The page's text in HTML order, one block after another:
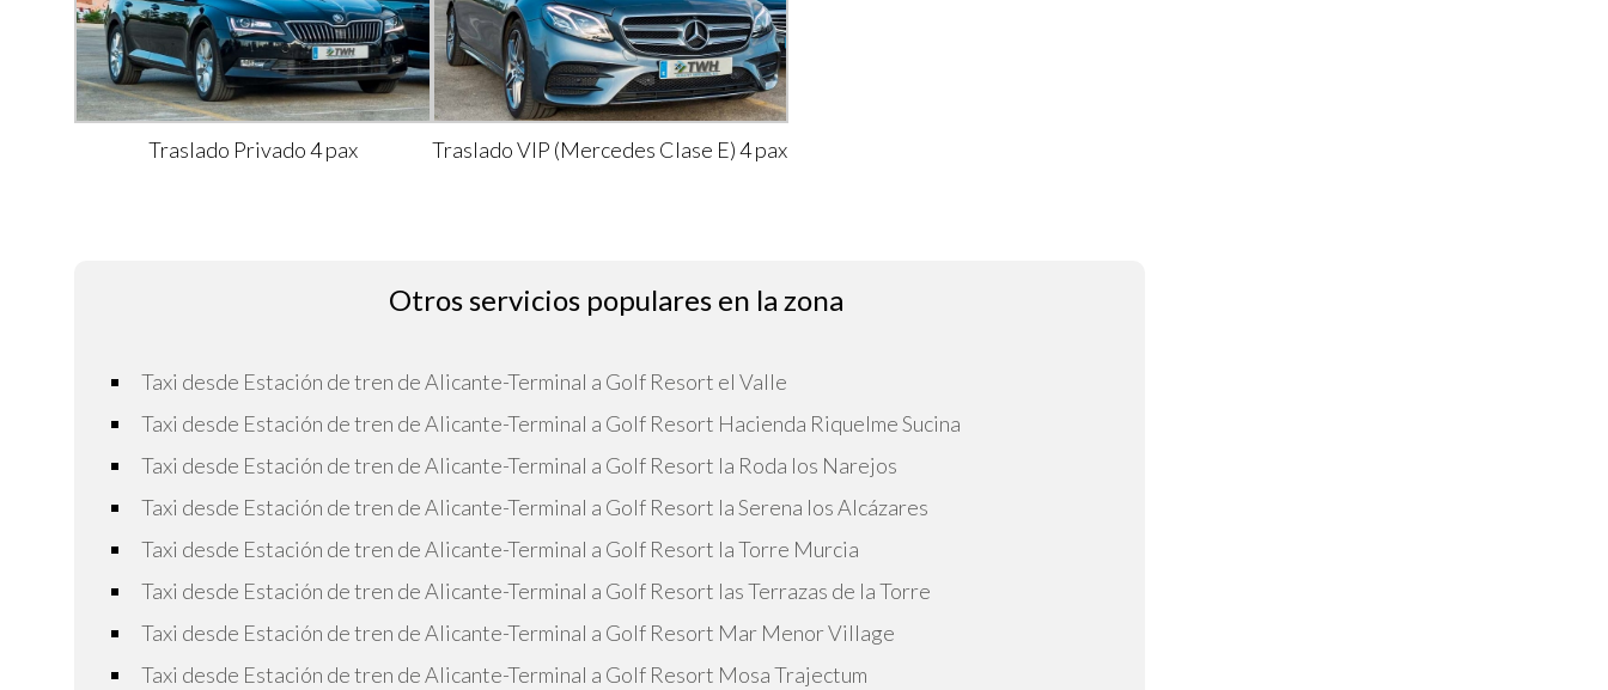
Traslado Privado 4 pax Traslado VIP (Mercedes Clase E) 4 pax
Otros servicios populares en la zona
Taxi desde Estación de tren de Alicante-Terminal a Golf Resort el Valle
Taxi desde Estación de tren de Alicante-Terminal a Golf Resort Hacienda Riquelme Sucina
Taxi desde Estación de tren de Alicante-Terminal a Golf Resort la Roda los Narejos
Taxi desde Estación de tren de Alicante-Terminal a Golf Resort la Serena los Alcázares
Taxi desde Estación de tren de Alicante-Terminal a Golf Resort la Torre Murcia
Taxi desde Estación de tren de Alicante-Terminal a Golf Resort las Terrazas de la Torre
Taxi desde Estación de tren de Alicante-Terminal a Golf Resort Mar Menor Village
Taxi desde Estación de tren de Alicante-Terminal a Golf Resort Mosa Trajectum